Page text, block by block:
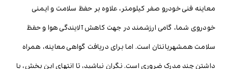
معاینه فنی خودرو صفر کیلومتر، علاوه بر حفظ سلامت و ایمنی
خودروی شما، گامی ارزشمند در جهت کاهش آلایندگی هوا و حفظ
سلامت همشهریانتان است. اما برای دریافت گواهی معاینه، همراه
داشتن چند مدرک ضروری است. نگران نباشید، تا انتهای این بخش، با